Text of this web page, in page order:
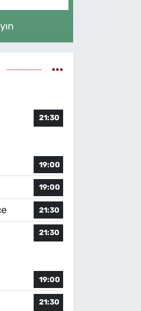
21:30
19:00
19:00
21:30
21:30
19:00
21:30